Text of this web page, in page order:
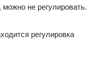
не регулировать.
регулировка